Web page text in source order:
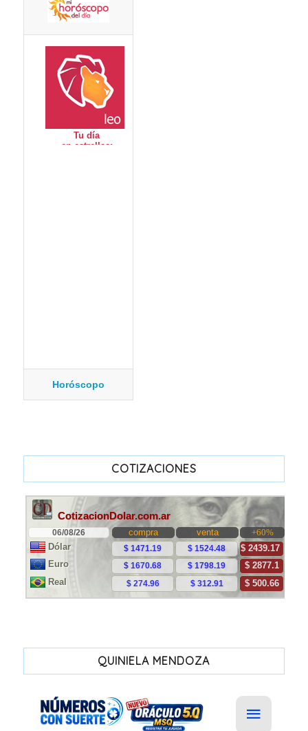
Horóscopo
COTIZACIONES
QUINIELA MENDOZA